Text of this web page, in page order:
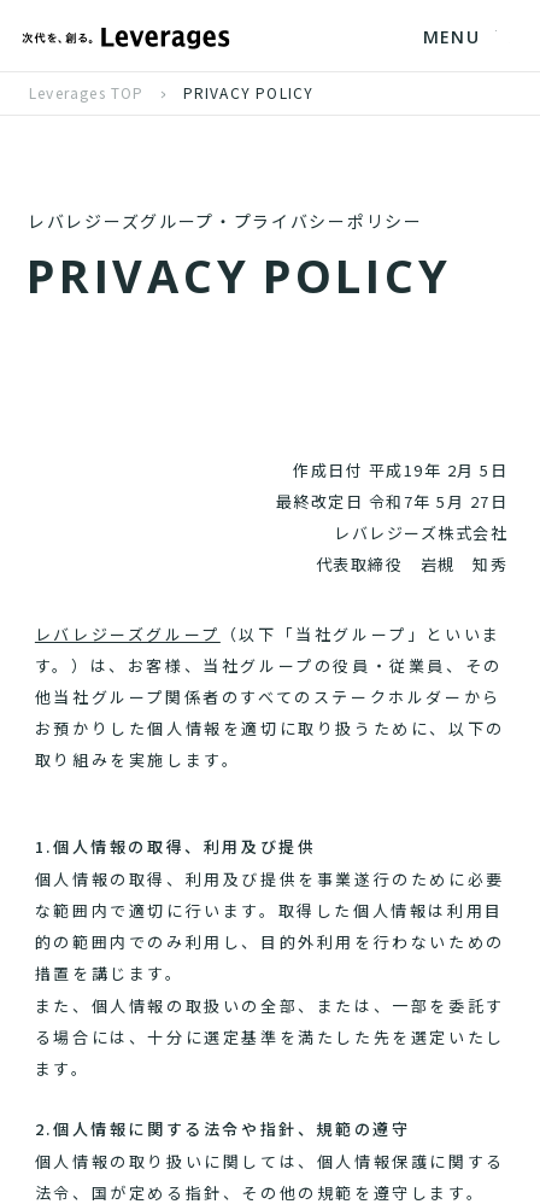
MENU
Leverages TOP PRIVACY POLICY
レバレジーズグループ・プライバシーポリシー
PRIVACY POLICY
作成日付 平成19年 2月 5日
最終改定日 令和7年 5月 27日
レバレジーズ株式会社
代表取締役 岩槻 知秀
レバレジーズグループ
（以下「当社グループ」といいま
す。）は、お客様、当社グループの役員・従業員、その
他当社グループ関係者のすべてのステークホルダーから
お預かりした個人情報を適切に取り扱うために、以下の
取り組みを実施します。
1.個人情報の取得、利用及び提供
個人情報の取得、利用及び提供を事業遂行のために必要
な範囲内で適切に行います。取得した個人情報は利用目
的の範囲内でのみ利用し、目的外利用を行わないための
措置を講じます。
また、個人情報の取扱いの全部、または、一部を委託す
る場合には、十分に選定基準を満たした先を選定いたし
ます。
2.個人情報に関する法令や指針、規範の遵守
個人情報の取り扱いに関しては、個人情報保護に関する
法令、国が定める指針、その他の規範を遵守します。